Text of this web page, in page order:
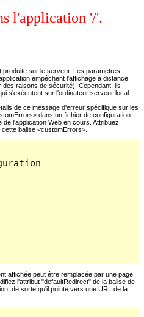
l'application '/'.
produite sur le serveur. Les paramètres
empêchent l'affichage à distance
raisons de sécurité). Cependant, ils
s'exécutent sur l'ordinateur serveur local.
de ce message d'erreur spécifique sur les
dans un fichier de configuration
l'application Web en cours. Attribuez
balise <customErrors>.
affichée peut être remplacée par une page
l'attribut "defaultRedirect" de la balise de
de sorte qu'il pointe vers une URL de la